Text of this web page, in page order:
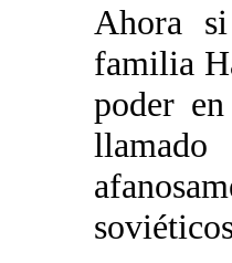
Ahora
familia
poder